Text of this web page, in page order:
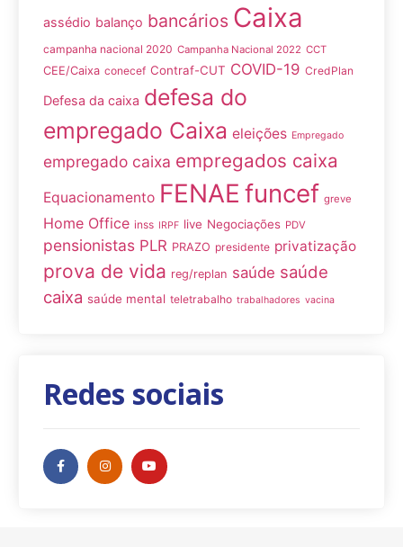
assédio balanço bancários Caixa
campanha nacional 2020 Campanha Nacional 2022 CCT
CEE/Caixa conecef Contraf-CUT COVID-19 CredPlan
Defesa da caixa defesa do
empregado Caixa eleições Empregado
empregado caixa empregados caixa
Equacionamento FENAE funcef greve
Home Office inss IRPF live Negociações PDV
pensionistas PLR PRAZO presidente privatização
prova de vida reg/replan saúde saúde
caixa saúde mental teletrabalho trabalhadores vacina
Redes sociais